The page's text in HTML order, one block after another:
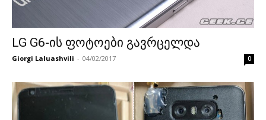
LG G6-ის ფოტოები გავრცელდა
Giorgi Laluashvili - 04/02/2017 0